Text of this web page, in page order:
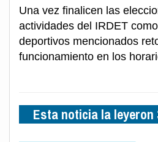
Una vez finalicen las
actividades del IRDET
deportivos mencionados
funcionamiento en los
Esta noticia la leyeron